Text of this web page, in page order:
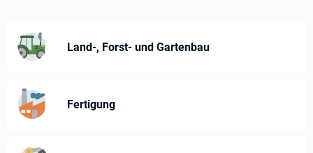
Land-, Forst- und Gartenbau
Fertigung